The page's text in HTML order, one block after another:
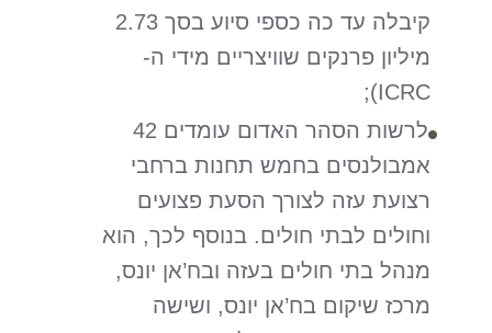
קיבלה עד כה כספי סיוע בסך 2.73
מיליון פרנקים שוויצריים מידי ה-
ICRC);
לרשות הסהר האדום עומדים 42
אמבולנסים בחמש תחנות ברחבי
רצועת עזה לצורך הסעת פצועים
וחולים לבתי חולים. בנוסף לכך, הוא
מנהל בתי חולים בעזה ובח’אן יונס,
מרכז שיקום בח’אן יונס, ושישה